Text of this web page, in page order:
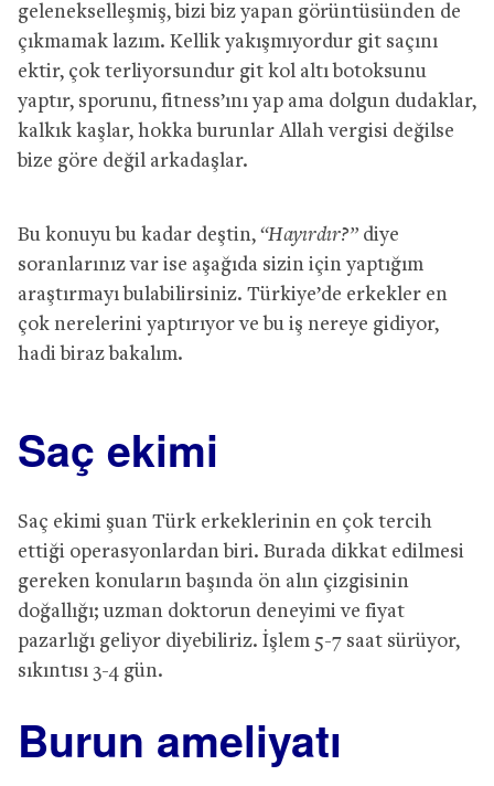
gelenekselleşmiş, bizi biz yapan görüntüsünden de
çıkmamak lazım. Kellik yakışmıyordur git saçını
ektir, çok terliyorsundur git kol altı botoksunu
yaptır, sporunu, fitness’ını yap ama dolgun dudaklar,
kalkık kaşlar, hokka burunlar Allah vergisi değilse
bize göre değil arkadaşlar.
Bu konuyu bu kadar deştin, “Hayırdır?” diye
soranlarınız var ise aşağıda sizin için yaptığım
araştırmayı bulabilirsiniz. Türkiye’de erkekler en
çok nerelerini yaptırıyor ve bu iş nereye gidiyor,
hadi biraz bakalım.
Saç ekimi
Saç ekimi şuan Türk erkeklerinin en çok tercih
ettiği operasyonlardan biri. Burada dikkat edilmesi
gereken konuların başında ön alın çizgisinin
doğallığı; uzman doktorun deneyimi ve fiyat
pazarlığı geliyor diyebiliriz. İşlem 5-7 saat sürüyor,
sıkıntısı 3-4 gün.
Burun ameliyatı